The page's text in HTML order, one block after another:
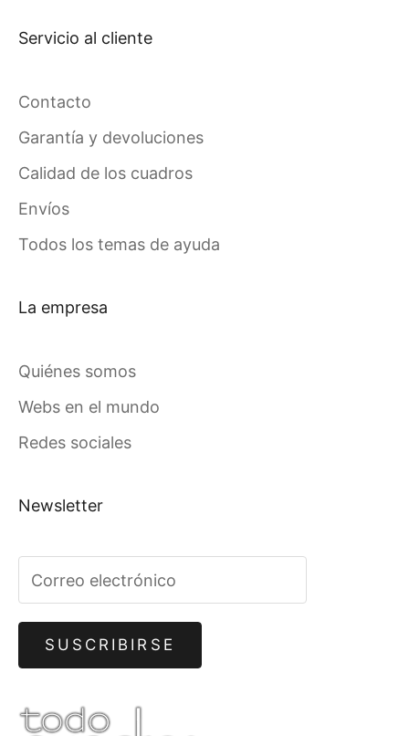
Servicio al cliente
Contacto
Garantía y devoluciones
Calidad de los cuadros
Envíos
Todos los temas de ayuda
La empresa
Quiénes somos
Webs en el mundo
Redes sociales
Newsletter
SUSCRIBIRSE